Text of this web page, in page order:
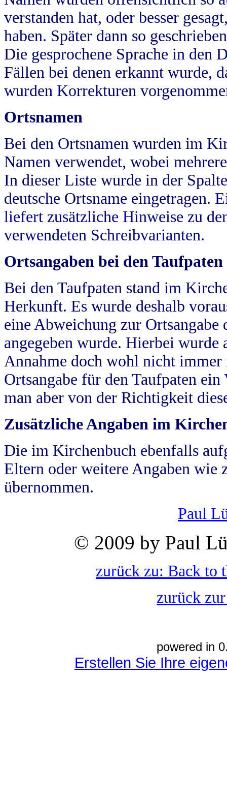
verstanden hat, oder besser
haben. Später dann so
Die gesprochene Sprache in
Fällen bei denen erkannt wurde,
wurden Korrekturen
Ortsnamen
Bei den Ortsnamen wurden im
Namen verwendet, wobei
In dieser Liste wurde in der
deutsche Ortsname eingetragen.
liefert zusätzliche Hinweise zu
verwendeten Schreibvarianten.
Ortsangaben bei den Taufpaten
Bei den Taufpaten stand im
Herkunft. Es wurde deshalb
eine Abweichung zur
angegeben wurde. Hierbei wurde
Annahme doch wohl nicht
Ortsangabe für den Taufpaten
man aber von der Richtigkeit
Zusätzliche Angaben im
Die im Kirchenbuch ebenfalls
Eltern oder weitere Angaben wie
übernommen.
Paul
© 2009 by Paul
zurück zu: Back to
zurück
powered in
Erstellen Sie Ihre